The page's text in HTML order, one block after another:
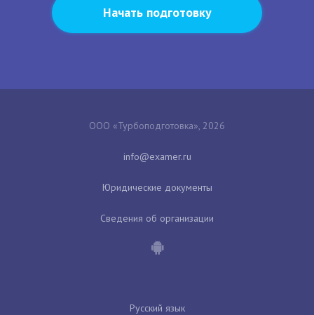
Начать подготовку
ООО «Турбоподготовка», 2026
Юридические документы
Сведения об организации
Русский язык